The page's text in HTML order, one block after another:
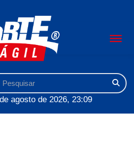
agosto de 2026, 23:09